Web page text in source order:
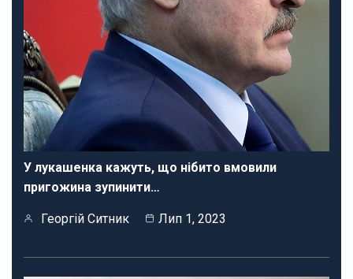
У лукашенка кажуть, що нібито вмовили
пригожина зупинити…
Георгій Ситник Лип 1, 2023